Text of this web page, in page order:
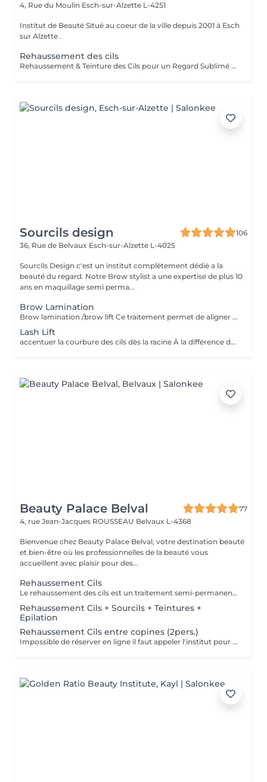
4, Rue du Moulin Esch-sur-Alzette L-4251
Institut de Beauté Situé au coeur de la ville depuis 2001 à Esch
sur Alzette .
Rehaussement des cils
Rehaussement & Teinture des Cils pour un Regard Sublimé Offrez à vos cils volume, courbure et intensité grâce au rehaussement de cils, qui ouvre et allonge le regard de manière naturelle. Pour accentuer encore plus l'effet, *recommandation d'une teinture des cils peut être réalisée juste après, pour un résultat profond et durable. Les bienfaits : Regard plus ouvert et lumineux Effet longueur et volume naturel Intensité du noir accentuée Résultat visible immédiatement, sans maquillage Idéal pour toutes celles qui souhaitent un regard expressif et sophistiqué, avec des cils parfaitement sublimés, au quotidien ou pour une occasion spéciale.
Sourcils design
106
36, Rue de Belvaux Esch-sur-Alzette L-4025
Sourcils Design c'est un institut complètement dédié a la
beauté du regard. Notre Brow stylist a une expertise de plus 10
ans en maquillage semi perma...
Brow Lamination
Brow lamination /brow lift Ce traitement permet de aligner les sourcils rebelles, de créer du volume et de la structure tout en dotant vos sourcils d'une forme élégante et soignée pendant une période pouvant atteindre deux mois. Incluse épilation mise en forme LES AVANTAGES * Toute personne cherchant à améliorer l'aspect général de ses sourcils. * Les clients qui ne sont pas prêts à se faire faire un maquillage permanent * Les clients dont la pousse naturelle des poils est difficile à dompter * Les clients qui laissent pousser leurs sourcils. * Les clients aux sourcils rebelles et grossiers * Cette méthode résiste à l'eau. * Les clients aux sourcils clairsemés
Lash Lift
accentuer la courbure des cils dès la racine À la différence du recourbe-cils, qui enroule les cils à partir du milieu, le rehaussement permet de relever les cils à la racine pour accentuer leur courbure, leur longueur et donner une impression de volume. De même, le rehaussement de cils offre un rendu très naturel puisqu'il ne nécessite pas l'ajout de cils synthétiques comme c'est le cas pour la pose d'extensions. LES AVANTAGES * Vos cils gardent une apparence légère et naturelle. * Vos cils ne nécessitent quasiment plus aucun soin. * Votre regard est visiblement agrandi, frais et jeune. * Vos yeux paraissent beaucoup plus grands. * Le traitement est assez rapide. * Cette méthode résiste à l'eau. * Il n'abîme pas vos cils.
Beauty Palace Belval
77
4, rue Jean-Jacques ROUSSEAU Belvaux L-4368
Bienvenue chez Beauty Palace Belval, votre destination beauté
et bien-être où les professionnelles de la beauté vous
accueillent avec plaisir pour des...
Rehaussement Cils
Le rehaussement des cils est un traitement semi-permanent qui donne une courbure naturelle et un effet lifté. Vous pouvez opter pour une technique coréen si vous le désirez. Les 24-48 premières heures sont cruciales. Voici les recommandations à suivre après la prestation pour optimiser les résultats et la tenue: -Evitez l'eau, la vapeur, l'humidité et la chaleur excessive (pas de douche chaude, sauna, hammam) -Ne frottez pas vos yeux et ne dormez pas le visage écrasé contre l'oreiller -Pas de maquillage sur la zone (mascara, fards, crayon) pendant 24 à 48h -Evitez les produits gras ou huileux qui peuvent réduire la durée du rehaussement -Hydratez vos cils avec un sérum adapté pour prolonger l'effet -Ne courbez pas vos cils avec un recourbe-cils mécanique, cela peut casser la courbure En respectant ces conseils, le rehaussement durera entre 4 à 6 semaines avec un effet optimal.
Rehaussement Cils + Sourcils + Teintures +
Epilation
Rehaussement Cils entre copines (2pers.)
Impossible de réserver en ligne il faut appeler l'institut pour la réservation